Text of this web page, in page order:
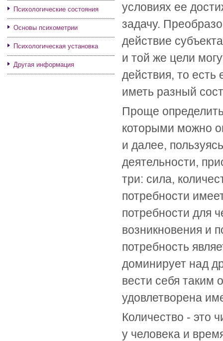
условиях ее
задачу.
действие
и той же цели
действия, то есть
иметь разный
Проще
которыми можно
и далее,
деятельности,
три: сила,
потребности
потребности для
возникновения и
потребность
доминирует над
вести себя таким
удовлетворена
Количество - это
у человека и
Психологические состояния
Основы психометрии
Психологическая установка
Другая информация